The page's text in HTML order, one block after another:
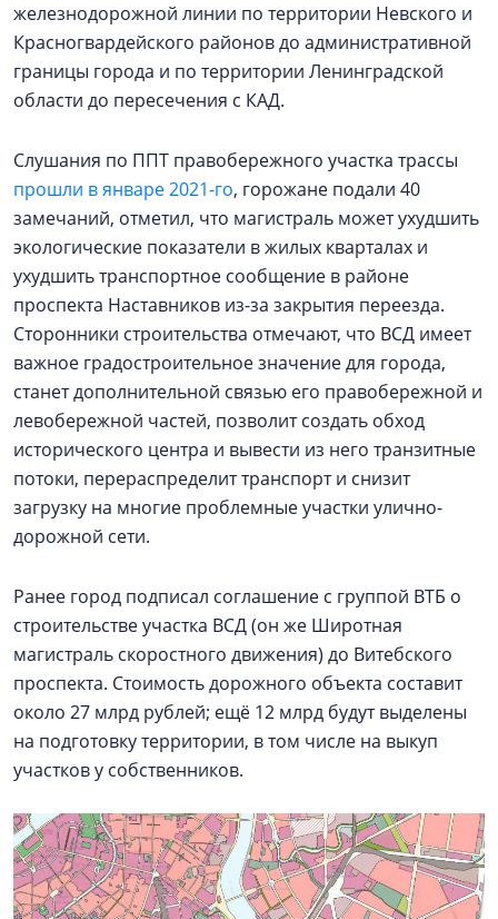
железнодорожной линии по территории Невского и
Красногвардейского районов до административной
границы города и по территории Ленинградской
области до пересечения с КАД.
Слушания по ППТ правобережного участка трассы
прошли в январе 2021-го, горожане подали 40
замечаний, отметил, что магистраль может ухудшить
экологические показатели в жилых кварталах и
ухудшить транспортное сообщение в районе
проспекта Наставников из-за закрытия переезда.
Сторонники строительства отмечают, что ВСД имеет
важное градостроительное значение для города,
станет дополнительной связью его правобережной и
левобережной частей, позволит создать обход
исторического центра и вывести из него транзитные
потоки, перераспределит транспорт и снизит
загрузку на многие проблемные участки улично-
дорожной сети.
Ранее город подписал соглашение с группой ВТБ о
строительстве участка ВСД (он же Широтная
магистраль скоростного движения) до Витебского
проспекта. Стоимость дорожного объекта составит
около 27 млрд рублей; ещё 12 млрд будут выделены
на подготовку территории, в том числе на выкуп
участков у собственников.